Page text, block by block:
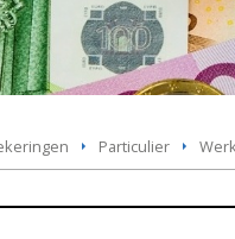
Particulier